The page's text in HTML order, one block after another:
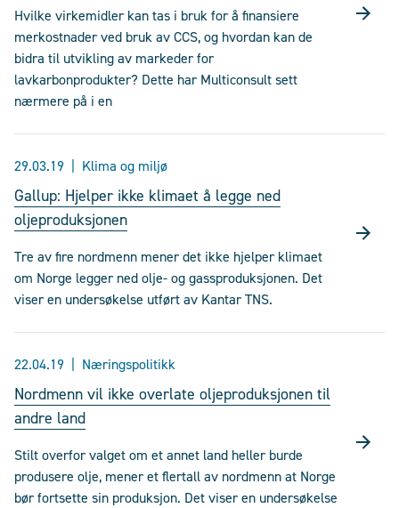
Hvilke virkemidler kan tas i bruk for å finansiere
merkostnader ved bruk av CCS, og hvordan kan de
bidra til utvikling av markeder for
lavkarbonprodukter? Dette har Multiconsult sett
nærmere på i en
29.03.19 Klima og miljø
Gallup: Hjelper ikke klimaet å legge ned
oljeproduksjonen
Tre av fire nordmenn mener det ikke hjelper klimaet
om Norge legger ned olje- og gassproduksjonen. Det
viser en undersøkelse utført av Kantar TNS.
22.04.19 Næringspolitikk
Nordmenn vil ikke overlate oljeproduksjonen til
andre land
Stilt overfor valget om et annet land heller burde
produsere olje, mener et flertall av nordmenn at Norge
bør fortsette sin produksjon. Det viser en undersøkelse